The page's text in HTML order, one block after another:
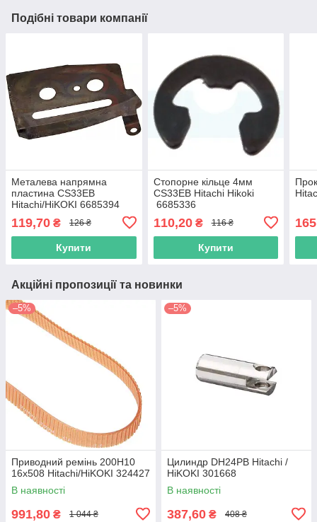
Подібні товари компанії
Металева напрямна
пластина CS33EB
Hitachi/HiKOKI 6685394
119,70 ₴ 126 ₴
Купити
Стопорне кільце 4мм
CS33EB Hitachi Hikoki
6685336
110,20₴ 116 ₴
Купити
Акційні пропозиції та новинки
–5%
Приводний ремінь 200Н10
16х508 Hitachi/HiKOKI 324427
В наявності
991,80 ₴ 1 044 ₴
–5%
Цилиндр DH24PB Hitachi /
HiKOKI 301668
В наявності
387,60 ₴ 408 ₴